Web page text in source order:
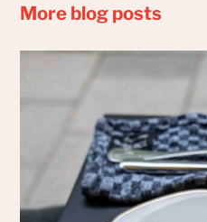
More blog posts